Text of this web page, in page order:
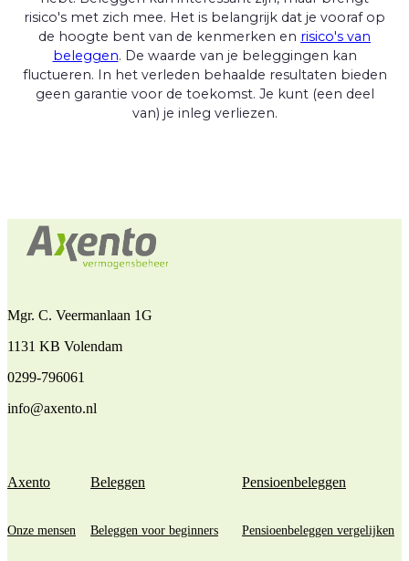
risico's met zich mee. Het is belangrijk dat je vooraf op
de hoogte bent van de kenmerken en risico's van
beleggen. De waarde van je beleggingen kan
fluctueren. In het verleden behaalde resultaten bieden
geen garantie voor de toekomst. Je kunt (een deel
van) je inleg verliezen.
Mgr. C. Veermanlaan 1G
1131 KB Volendam
0299-796061
info@axento.nl
Axento
Onze mensen
Beleggen
Beleggen voor beginners
Pensioenbeleggen
Pensioenbeleggen vergelijken